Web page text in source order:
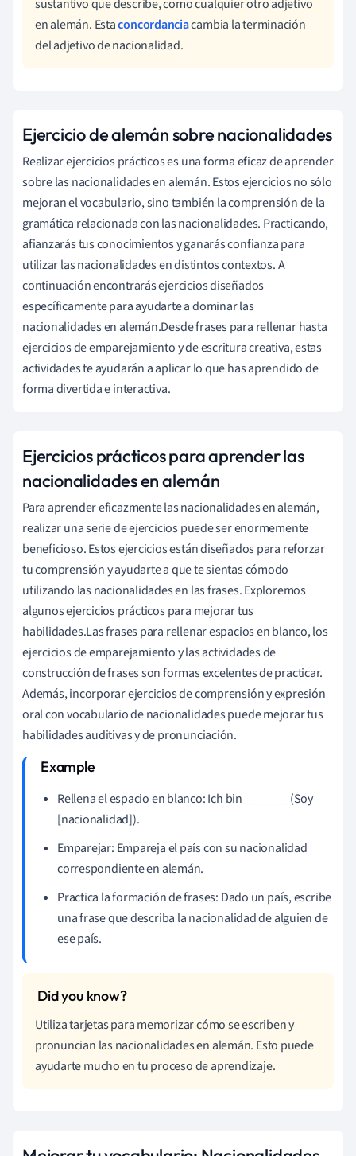
sustantivo que describe, como cualquier otro adjetivo
en alemán. Estaconcordanciacambia la terminación
del adjetivo de nacionalidad.
Ejercicio de alemán sobre nacionalidades
Realizar ejercicios prácticos es una forma eficaz de aprender
sobre las nacionalidades en alemán. Estos ejercicios no sólo
mejoran el vocabulario, sino también la comprensión de la
gramática relacionada con las nacionalidades. Practicando,
afianzarás tus conocimientos y ganarás confianza para
utilizar las nacionalidades en distintos contextos. A
continuación encontrarás ejercicios diseñados
específicamente para ayudarte a dominar las
nacionalidades en alemán.Desde frases para rellenar hasta
ejercicios de emparejamiento y de escritura creativa, estas
actividades te ayudarán a aplicar lo que has aprendido de
forma divertida e interactiva.
Ejercicios prácticos para aprender las
nacionalidades en alemán
Para aprender eficazmente las nacionalidades en alemán,
realizar una serie de ejercicios puede ser enormemente
beneficioso. Estos ejercicios están diseñados para reforzar
tu comprensión y ayudarte a que te sientas cómodo
utilizando las nacionalidades en las frases. Exploremos
algunos ejercicios prácticos para mejorar tus
habilidades.Las frases para rellenar espacios en blanco, los
ejercicios de emparejamiento y las actividades de
construcción de frases son formas excelentes de practicar.
Además, incorporar ejercicios de comprensión y expresión
oral con vocabulario de nacionalidades puede mejorar tus
habilidades auditivas y de pronunciación.
Rellena el espacio en blanco: Ich bin _______ (Soy
[nacionalidad]).
Emparejar: Empareja el país con su nacionalidad
correspondiente en alemán.
Practica la formación de frases: Dado un país, escribe
una frase que describa la nacionalidad de alguien de
ese país.
Utiliza tarjetas para memorizar cómo se escriben y
pronuncian las nacionalidades en alemán. Esto puede
ayudarte mucho en tu proceso de aprendizaje.